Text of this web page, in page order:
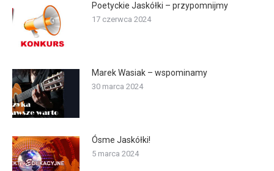
Poetyckie Jaskółki – przypomnijmy
17 czerwca 2024
Marek Wasiak – wspominamy
30 marca 2024
Ósme Jaskółki!
5 marca 2024